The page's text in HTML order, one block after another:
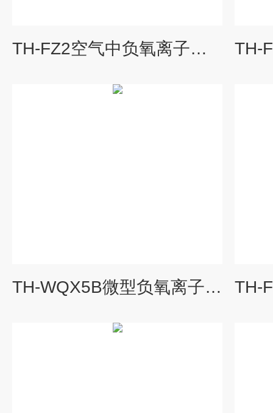
TH-FZ2空气中负氧离子监测站
TH-WQX5B微型负氧离子传感器